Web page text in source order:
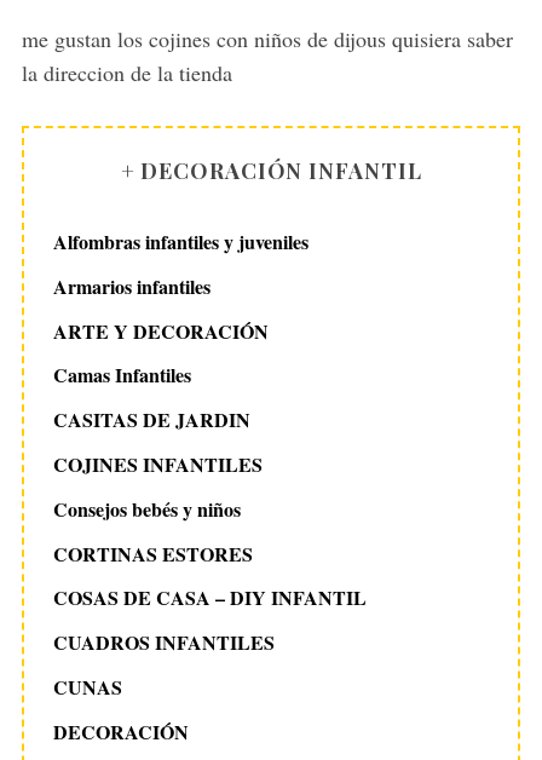
s
:
me gustan los cojines con niños de dijous quisiera saber
la direccion de la tienda
+ DECORACIÓN INFANTIL
Alfombras infantiles y juveniles
Armarios infantiles
ARTE Y DECORACIÓN
Camas Infantiles
CASITAS DE JARDIN
COJINES INFANTILES
Consejos bebés y niños
CORTINAS ESTORES
COSAS DE CASA – DIY INFANTIL
CUADROS INFANTILES
CUNAS
DECORACIÓN